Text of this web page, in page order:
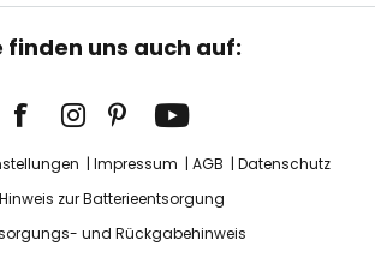
finden uns auch auf:
Impressum AGB
Datenschutz
Hinweis zur Batterieentsorgung
und Rückgabehinweis